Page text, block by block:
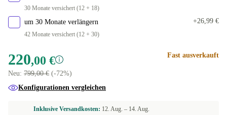
30 Monate versichert (12 + 18)
um 30 Monate verlängern
42 Monate versichert (12 + 30)
+26,99 €
220,00 €
Neu: 799,00 € (-72%)
Fast ausverkauft
Konfigurationen vergleichen
Inklusive Versandkosten: 12. Aug. – 14. Aug.